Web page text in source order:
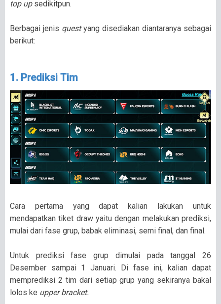
top upsedikitpun.
Berbagai jenis questyang disediakan diantaranya sebagai
berikut:
1. Prediksi Tim
Cara pertama yang dapat kalian lakukan untuk
mendapatkan tiket draw yaitu dengan melakukan prediksi,
mulai dari fase grup, babak eliminasi, semi final, dan final.
Untuk prediksi fase grup dimulai pada tanggal 26
Desember sampai 1 Januari. Di fase ini, kalian dapat
memprediksi 2 tim dari setiap grup yang sekiranya bakal
lolos ke upper bracket.